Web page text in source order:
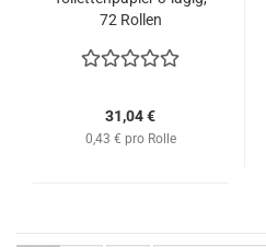
72 Rollen
31,04 €
0,43 € pro Rolle